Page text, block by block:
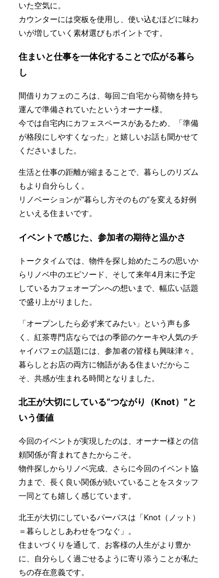
いた空気に。
カウンターには突板を使用し、使い込むほどに味わ
いが増していく素材選びもポイントです。
住まいと仕事を一体化することで広がる暮ら
し
間借りカフェのころは、毎回ご自宅から荷物を持ち
運んで準備されていたというオーナー様。
今では自宅内にカフェスペースがあるため、「準備
が格段にしやすくなった」と嬉しいお話も聞かせて
くださいました。
生活と仕事の距離が縮まることで、暮らしのリズム
もより自分らしく。
リノベーションが“暮らし方そのもの”を変える好例
といえる住まいです。
イベントで感じた、参加者の期待と温かさ
トークタイムでは、物件を探し始めたころの思いか
らリノベ中のエピソード、そして来年4月末に予定
しているカフェオープンへの想いまで、幅広い話題
で盛り上がりました。
「オープンしたら必ず来てみたい」という声も多
く、紅茶専門店ならではの季節のケーキや人気のチ
ャイパフェの話題には、参加者の皆様も興味津々。
暮らしとお店の両方に物語がある住まいだからこ
そ、共感が生まれる時間となりました。
北王が大切にしている“つながり（Knot）”と
いう価値
今回のイベントが実現したのは、オーナー様との信
頼関係が育まれてきたからこそ。
物件探しからリノベ完成、さらに今回のイベント協
力まで、長く良い関係が続いていることをスタッフ
一同とても嬉しく感じています。
北王が大切にしているパーパスは「Knot（ノット）
＝暮らしとしあわせをつなぐ」。
住まいづくりを通して、お客様の人生がより豊か
に、自分らしく過ごせるように寄り添うことが私た
ちの存在意義です。